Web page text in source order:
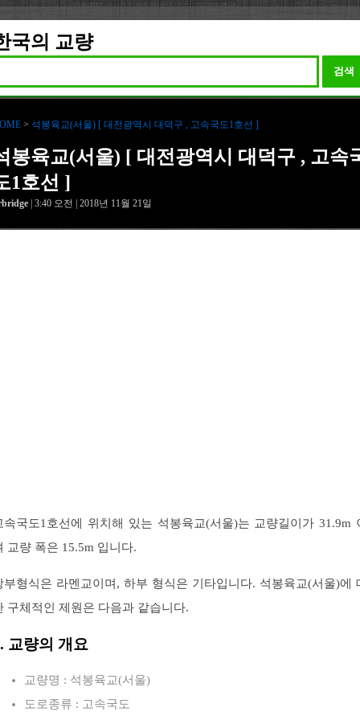
국의 교량
검색
> 석봉육교(서울) [ 대전광역시 대덕구 , 고속국도1호선 ]
봉육교(서울) [ 대전광역시 대덕구 , 고속
1호선 ]
| 3:40 오전 | 2018년 11월 21일
속국도1호선에 위치해 있는 석봉육교(서울)는 교량길이가 31.9m
교량 폭은 15.5m 입니다.
부형식은 라멘교이며, 하부 형식은 기타입니다. 석봉육교(서울)에
구체적인 제원은 다음과 같습니다.
교량의 개요
교량명 : 석봉육교(서울)
도로종류 : 고속국도